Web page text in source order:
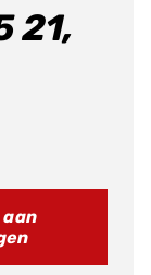
21,
aan